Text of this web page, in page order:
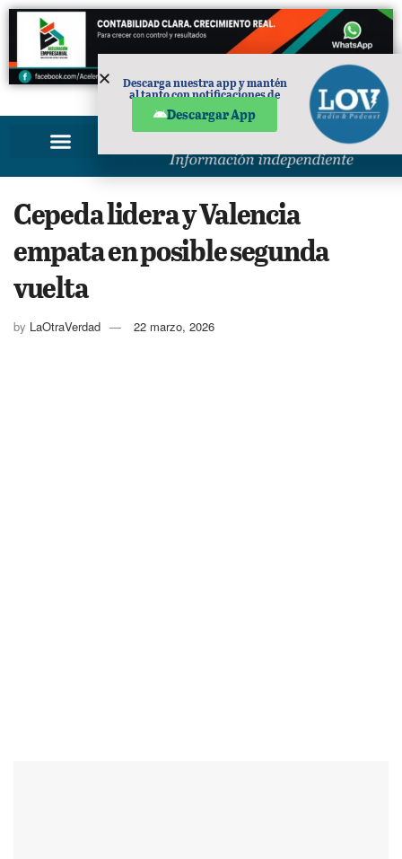
PUBLICIDAD
Cepeda lidera y Valencia
empata en posible segunda
vuelta
by LaOtraVerdad 22 marzo, 2026
Descarga nuestra app y mantén
al tanto con notificaciones de
Descargar App